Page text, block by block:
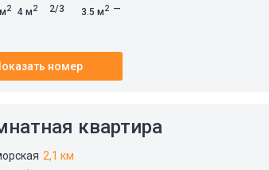
2 4 м2 2/3 3.5 м2 —
номер
квартира
2,1 км